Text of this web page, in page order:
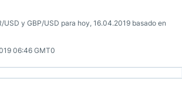
USD y GBP/USD para hoy, 16.04.2019 basado en
06:46 GMT0